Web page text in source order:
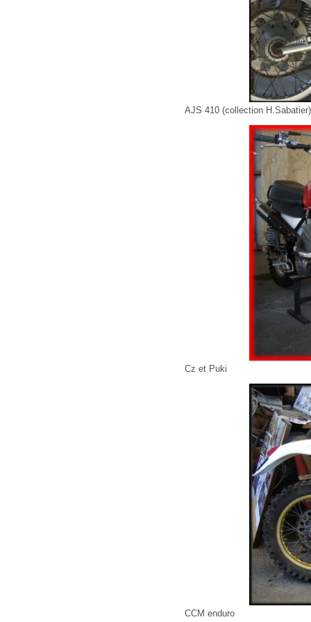
AJS 410 (collection H.Sabatier)
Cz et Puki
CCM enduro